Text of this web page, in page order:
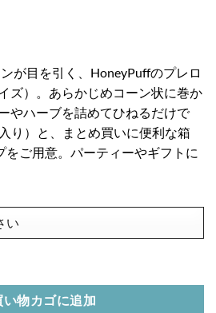
帯:が目を引く、HoneyPuffのプレロ
ズ）。あらかじめコーン状に巻か
やハーブを詰めてひねるだけで
り）と、まとめ買いに便利な箱
をご用意。パーティーやギフトに
い物カゴに追加